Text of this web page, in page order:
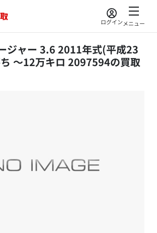
ログインメニュー
ジャー 3.6 2011年式(平成23
～12万キロ 2097594の買取